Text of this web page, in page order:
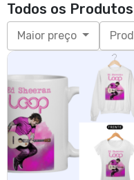
Todos os Produtos
Maior preço